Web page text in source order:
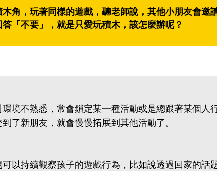
角，玩著同樣的遊戲，聽老師說，其他小朋友會邀
「不要」，就是只愛玩積木，該怎麼辦呢？
境不熟悉，常會鎖定某一種活動或是總跟著某個人
了新朋友，就會慢慢拓展到其他活動了。
以持續觀察孩子的遊戲行為，比如說透過回家的話